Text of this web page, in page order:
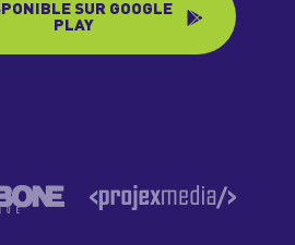
SUR GOOGLE
PLAY